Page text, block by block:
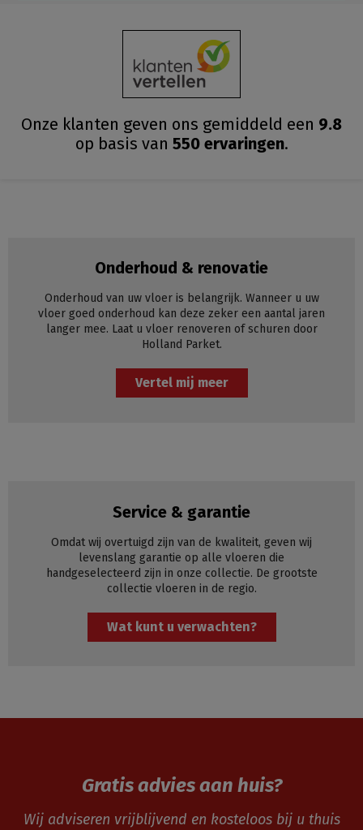
Onze klanten geven ons gemiddeld een 9.8
op basis van 550ervaringen.
Onderhoud & renovatie
Onderhoud van uw vloer is belangrijk. Wanneer u uw
vloer goed onderhoud kan deze zeker een aantal jaren
langer mee. Laat u vloer renoveren of schuren door
Holland Parket.
Vertel mij meer
Service & garantie
Omdat wij overtuigd zijn van de kwaliteit, geven wij
levenslang garantie op alle vloeren die
handgeselecteerd zijn in onze collectie. De grootste
collectie vloeren in de regio.
Wat kunt u verwachten?
Gratis advies aan huis?
Wij adviseren vrijblijvend en kosteloos bij u thuis